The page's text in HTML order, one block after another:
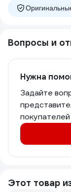
Вопросы и
Нужна
Задайте
покупателей
Этот товар